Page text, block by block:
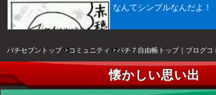
なんてシンプルなんだよ！
パチセブントップ コミュニティ パチ７自由帳トップ｜ブログコ
懐かしい思い出